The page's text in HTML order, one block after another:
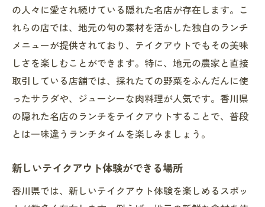
の人々に愛され続けている隠れた名店が存在します。こ
れらの店では、地元の旬の素材を活かした独自のランチ
メニューが提供されており、テイクアウトでもその美味
しさを楽しむことができます。特に、地元の農家と直接
取引している店舗では、採れたての野菜をふんだんに使
ったサラダや、ジューシーな肉料理が人気です。香川県
の隠れた名店のランチをテイクアウトすることで、普段
とは一味違うランチタイムを楽しみましょう。
新しいテイクアウト体験ができる場所
香川県では、新しいテイクアウト体験を楽しめるスポッ